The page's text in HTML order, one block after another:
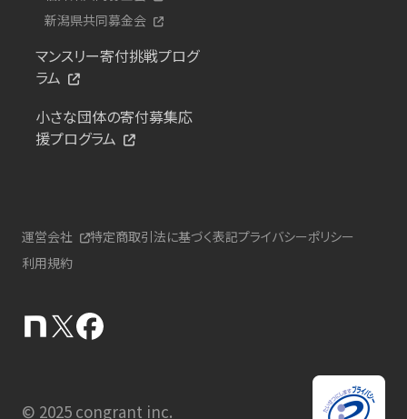
新潟県共同募金会
マンスリー寄付挑戦プログ
ラム
小さな団体の寄付募集応
援プログラム
運営会社 特定商取引法に基づく表記プライバシーポリシー
利用規約
© 2025 congrant inc.